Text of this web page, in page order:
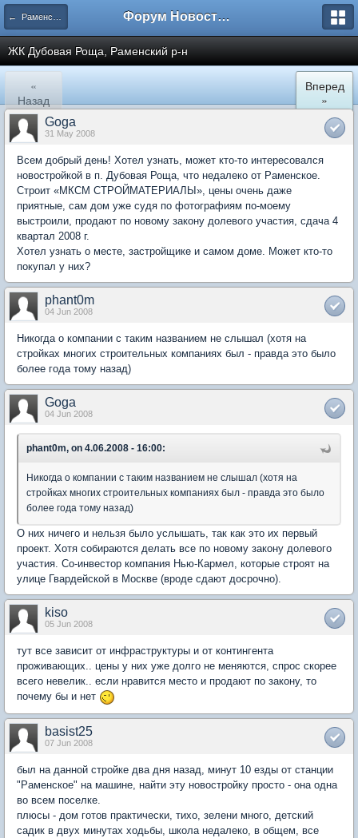
← Раменское Форум Новостройки
ЖК Дубовая Роща, Раменский р-н
«
Назад
Вперед
»
Goga
31 May 2008
Всем добрый день! Хотел узнать, может кто-то интересовался
новостройкой в п. Дубовая Роща, что недалеко от Раменское.
Строит «МКСМ СТРОЙМАТЕРИАЛЫ», цены очень даже
приятные, сам дом уже судя по фотографиям по-моему
выстроили, продают по новому закону долевого участия, сдача 4
квартал 2008 г.
Хотел узнать о месте, застройщике и самом доме. Может кто-то
покупал у них?
phant0m
04 Jun 2008
Никогда о компании с таким названием не слышал (хотя на
стройках многих строительных компаниях был - правда это было
более года тому назад)
Goga
04 Jun 2008
phant0m, on 4.06.2008 - 16:00:
Никогда о компании с таким названием не слышал (хотя на
стройках многих строительных компаниях был - правда это было
более года тому назад)
О них ничего и нельзя было услышать, так как это их первый
проект. Хотя собираются делать все по новому закону долевого
участия. Со-инвестор компания Нью-Кармел, которые строят на
улице Гвардейской в Москве (вроде сдают досрочно).
kiso
05 Jun 2008
тут все зависит от инфраструктуры и от контингента
проживающих.. цены у них уже долго не меняются, спрос скорее
всего невелик.. если нравится место и продают по закону, то
почему бы и нет
basist25
07 Jun 2008
был на данной стройке два дня назад, минут 10 езды от станции
"Раменское" на машине, найти эту новостройку просто - она одна
во всем поселке.
плюсы - дом готов практически, тихо, зелени много, детский
садик в двух минутах ходьбы, школа недалеко, в общем, все